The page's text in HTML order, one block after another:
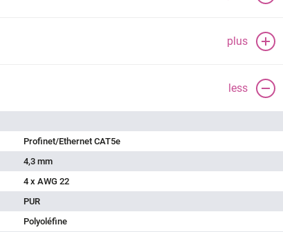
plus
less
Profinet/Ethernet CAT5e
4,3 mm
4 x AWG 22
PUR
Polyoléfine